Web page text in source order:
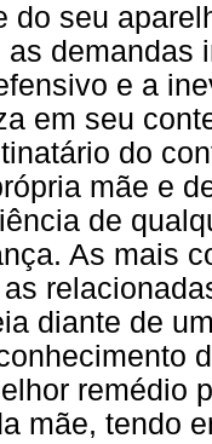
do seu
demandas
e a
em seu
do
mãe e
de
As mais
diante de
remédio
mãe, tendo